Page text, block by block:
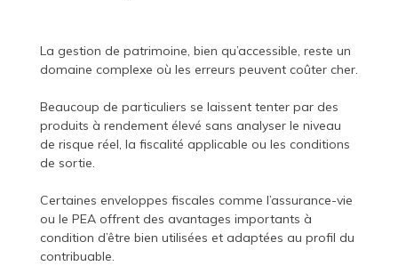
La gestion de patrimoine, bien qu’accessible, reste un
domaine complexe où les erreurs peuvent coûter cher.
Beaucoup de particuliers se laissent tenter par des
produits à rendement élevé sans analyser le niveau
de risque réel, la fiscalité applicable ou les conditions
de sortie.
Certaines enveloppes fiscales comme l’assurance-vie
ou le PEA offrent des avantages importants à
condition d’être bien utilisées et adaptées au profil du
contribuable.